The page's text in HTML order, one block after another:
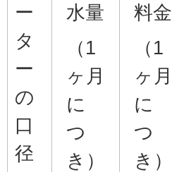
ー
タ
ー
の
口
径
水量
（1
ヶ月
に
つ
き）
料金
（1
ヶ月
に
つ
き）